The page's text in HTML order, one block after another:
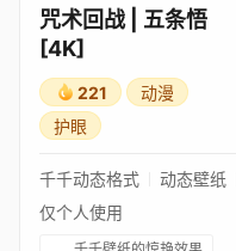
咒术回战 | 五条悟
[4K]
221
动漫
护眼
千千动态格式 动态壁纸
仅个人使用